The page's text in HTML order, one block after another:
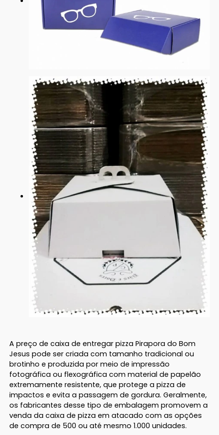
A preço de caixa de entregar pizza Pirapora do Bom
Jesus pode ser criada com tamanho tradicional ou
brotinho e produzida por meio de impressão
fotográfica ou flexográfica com material de papelão
extremamente resistente, que protege a pizza de
impactos e evita a passagem de gordura. Geralmente,
os fabricantes desse tipo de embalagem promovem a
venda da caixa de pizza em atacado com as opções
de compra de 500 ou até mesmo 1.000 unidades.